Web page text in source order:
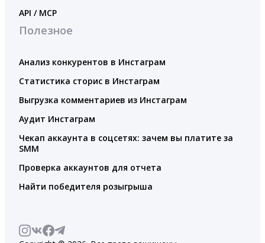
API / MCP
Полезное
Анализ конкурентов в Инстаграм
Статистика сторис в Инстаграм
Выгрузка комментариев из Инстаграм
Аудит Инстаграм
Чекап аккаунта в соцсетях: зачем вы платите за
SMM
Проверка аккаунтов для отчета
Найти победителя розыгрыша